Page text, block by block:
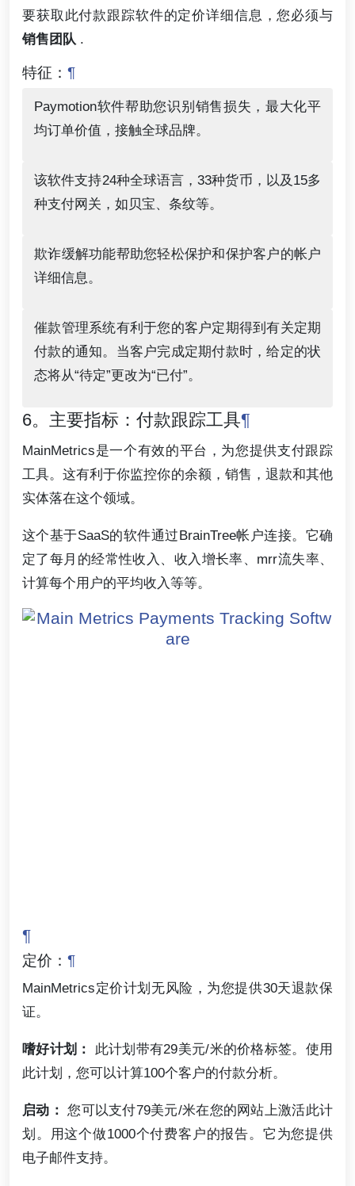
要获取此付款跟踪软件的定价详细信息，您必须与
销售团队 .
特征： ¶
Paymotion软件帮助您识别销售损失，最大化平
均订单价值，接触全球品牌。
该软件支持24种全球语言，33种货币，以及15多
种支付网关，如贝宝、条纹等。
欺诈缓解功能帮助您轻松保护和保护客户的帐户
详细信息。
催款管理系统有利于您的客户定期得到有关定期
付款的通知。当客户完成定期付款时，给定的状
态将从“待定”更改为“已付”。
6。主要指标：付款跟踪工具¶
MainMetrics是一个有效的平台，为您提供支付跟踪
工具。这有利于你监控你的余额，销售，退款和其他
实体落在这个领域。
这个基于SaaS的软件通过BrainTree帐户连接。它确
定了每月的经常性收入、收入增长率、mrr流失率、
计算每个用户的平均收入等等。
¶
定价： ¶
MainMetrics定价计划无风险，为您提供30天退款保
证。
嗜好计划：
此计划带有29美元/米的价格标签。使用
此计划，您可以计算100个客户的付款分析。
启动： 您可以支付79美元/米在您的网站上激活此计
划。用这个做1000个付费客户的报告。它为您提供
电子邮件支持。